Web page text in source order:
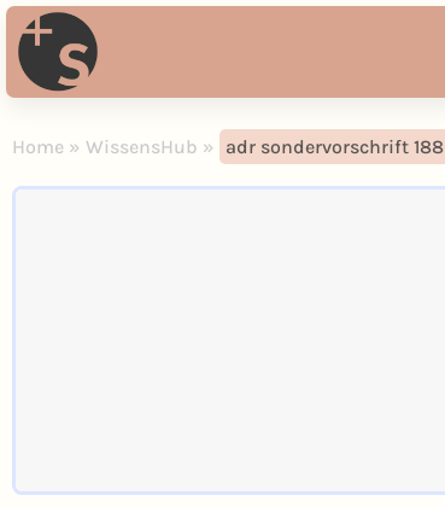
Home » WissensHub » adr sondervorschrift 188